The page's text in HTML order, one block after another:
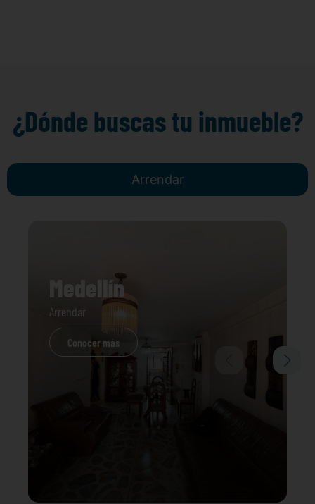
¿Dónde buscas tu inmueble?
Arrendar
Medellín
Arrendar
Conocer más